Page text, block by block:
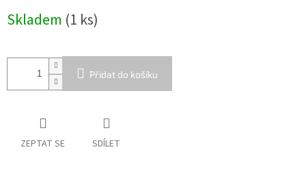
cena:
Skladem (1 ks)
Přidat do košíku
ZEPTAT SE SDÍLET